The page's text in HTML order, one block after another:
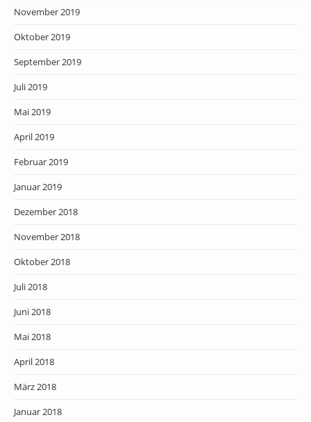
November 2019
Oktober 2019
September 2019
Juli 2019
Mai 2019
April 2019
Februar 2019
Januar 2019
Dezember 2018
November 2018
Oktober 2018
Juli 2018
Juni 2018
Mai 2018
April 2018
März 2018
Januar 2018